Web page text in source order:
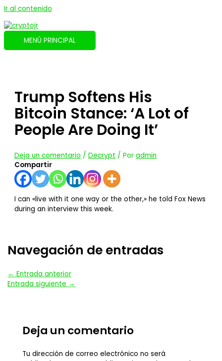
Ir al contenido
MENÚ PRINCIPAL
Trump Softens His
Bitcoin Stance: ‘A Lot of
People Are Doing It’
Deja un comentario /Decrypt / Poradmin
Compartir
I can «live with it one way or the other,» he told Fox News
during an interview this week.
Navegación de entradas
← Entrada anterior
Entrada siguiente →
Deja un comentario
Tu dirección de correo electrónico no será